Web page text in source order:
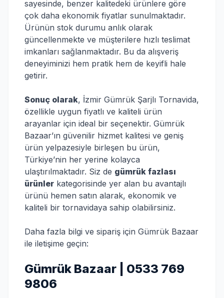
sayesinde, benzer kalitedeki ürünlere göre
çok daha ekonomik fiyatlar sunulmaktadır.
Ürünün stok durumu anlık olarak
güncellenmekte ve müşterilere hızlı teslimat
imkanları sağlanmaktadır. Bu da alışveriş
deneyiminizi hem pratik hem de keyifli hale
getirir.
Sonuç olarak, İzmir Gümrük Şarjlı Tornavida,
özellikle uygun fiyatlı ve kaliteli ürün
arayanlar için ideal bir seçenektir. Gümrük
Bazaar’ın güvenilir hizmet kalitesi ve geniş
ürün yelpazesiyle birleşen bu ürün,
Türkiye’nin her yerine kolayca
ulaştırılmaktadır. Siz de gümrük fazlası
ürünler kategorisinde yer alan bu avantajlı
ürünü hemen satın alarak, ekonomik ve
kaliteli bir tornavidaya sahip olabilirsiniz.
Daha fazla bilgi ve sipariş için Gümrük Bazaar
ile iletişime geçin:
Gümrük Bazaar | 0533 769
9806